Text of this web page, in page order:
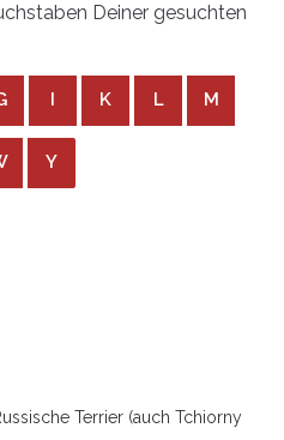
Deiner gesuchten
I K L M
Y
Terrier (auch Tchiorny